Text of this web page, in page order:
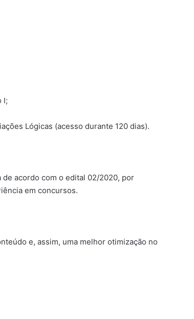
I;
Lógicas (acesso durante 120 dias).
de acordo com o edital 02/2020, por
em concursos.
e, assim, uma melhor otimização no